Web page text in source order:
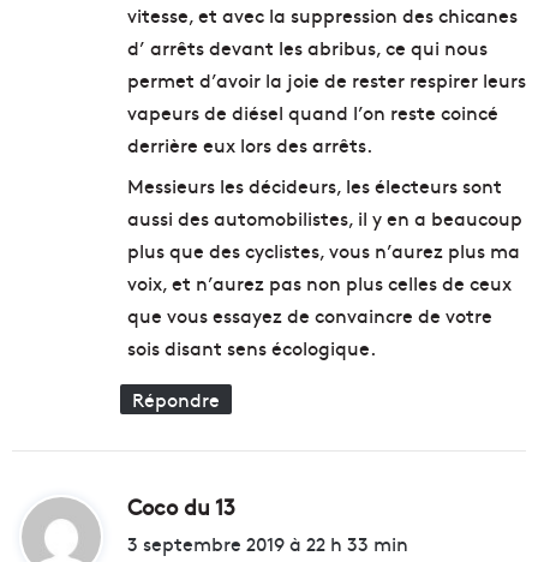
vitesse, et avec la suppression des chicanes
d’ arrêts devant les abribus, ce qui nous
permet d’avoir la joie de rester respirer leurs
vapeurs de diésel quand l’on reste coincé
derrière eux lors des arrêts.
Messieurs les décideurs, les électeurs sont
aussi des automobilistes, il y en a beaucoup
plus que des cyclistes, vous n’aurez plus ma
voix, et n’aurez pas non plus celles de ceux
que vous essayez de convaincre de votre
sois disant sens écologique.
Répondre
Coco du 13
i
3 septembre 2019 à 22 h 33 min